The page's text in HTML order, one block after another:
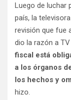
Luego de luchar
país, la
revisión que fue
dio la razón a
fiscal está
a los órganos
los hechos y
hizo.